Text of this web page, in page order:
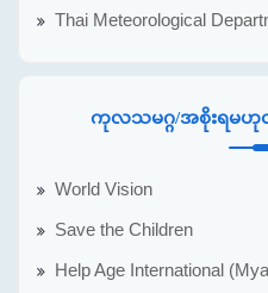
Thai Meteorological
ကုလသမဂ္ဂ/အစိုးရမဟု
World Vision
Save the Children
Help Age International